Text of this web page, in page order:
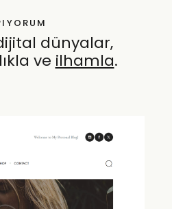
dünyalar,
veöze.